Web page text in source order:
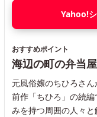
Yahoo!
おすすめポイント
海辺の町の弁当
元風俗嬢のちひろさ
前作「ちひろ」の続
みを持つ周囲の人々と